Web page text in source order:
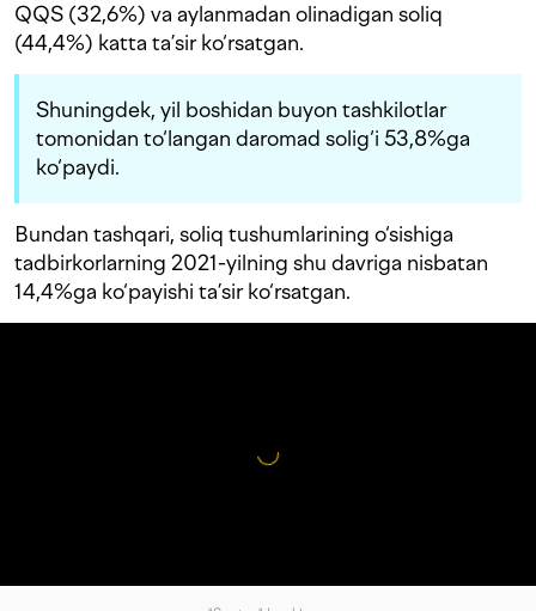
QQS (32,6%) va aylanmadan olinadigan soliq
(44,4%) katta ta’sir ko‘rsatgan.
Shuningdek, yil boshidan buyon tashkilotlar
tomonidan to‘langan daromad solig‘i 53,8%ga
ko‘paydi.
Bundan tashqari, soliq tushumlarining o‘sishiga
tadbirkorlarning 2021-yilning shu davriga nisbatan
14,4%ga ko‘payishi ta’sir ko‘rsatgan.